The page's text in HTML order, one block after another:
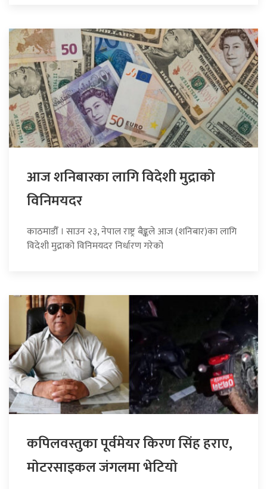
आज शनिबारका लागि विदेशी मुद्राको
विनिमयदर
काठमाडौँ । साउन २३, नेपाल राष्ट्र बैङ्कले आज (शनिबार)का लागि
विदेशी मुद्राको विनिमयदर निर्धारण गरेको
कपिलवस्तुका पूर्वमेयर किरण सिंह हराए,
माेटरसाइकल जंगलमा भेटियाे